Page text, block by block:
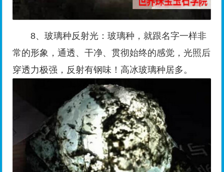
8、玻璃种反射光：玻璃种，就跟名字一样非
常的形象，通透、干净、贯彻始终的感觉，光照后
穿透力极强，反射有钢味！高冰玻璃种居多。